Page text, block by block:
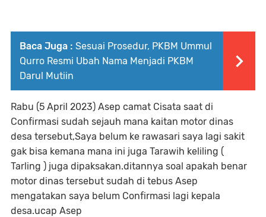
Baca Juga : Sesuai Prosedur, PKBM Ummul
Qurro Resmi Ubah Nama Menjadi PKBM
Darul Mutiin
Rabu (5 April 2023) Asep camat Cisata saat di
Confirmasi sudah sejauh mana kaitan motor dinas
desa tersebut,Saya belum ke rawasari saya lagi sakit
gak bisa kemana mana ini juga Tarawih keliling (
Tarling ) juga dipaksakan.ditannya soal apakah benar
motor dinas tersebut sudah di tebus Asep
mengatakan saya belum Confirmasi lagi kepala
desa.ucap Asep